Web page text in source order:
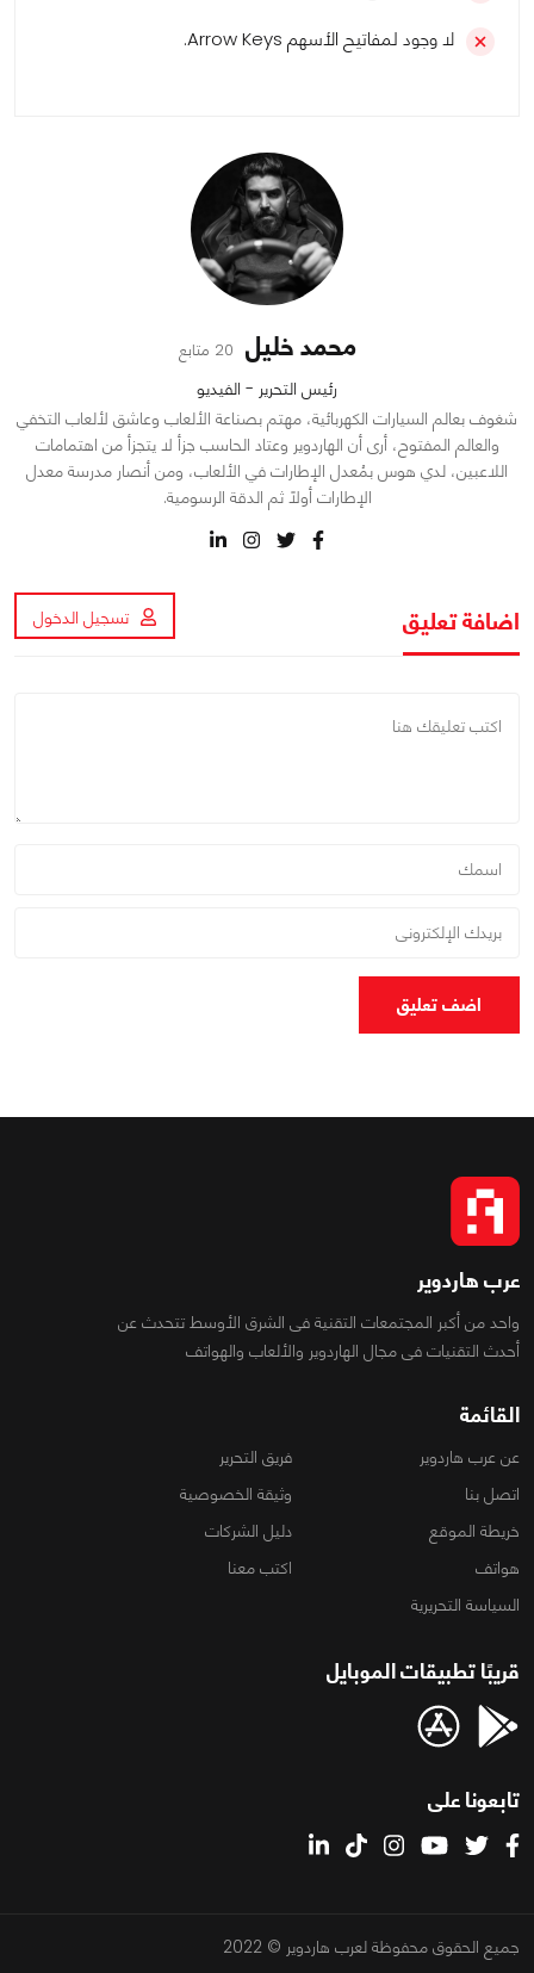
لا وجود لمفاتيح الأسهم Arrow Keys.
محمد خليل 20 متابع
رئيس التحرير - الفيديو
شغوف بعالم السيارات الكهربائية، مهتم بصناعة الألعاب وعاشق لألعاب التخفي
والعالم المفتوح، أرى أن الهاردوير وعتاد الحاسب جزأ لا يتجزأ من اهتمامات
اللاعبين، لدي هوس بمُعدل الإطارات في الألعاب، ومن أنصار مدرسة معدل
الإطارات أولاً ثم الدقة الرسومية.
اضافة تعليق تسجيل الدخول
اضف تعليق
عرب هاردوير
واحد من أكبر المجتمعات التقنية فى الشرق الأوسط تتحدث عن
أحدث التقنيات فى مجال الهاردوير والألعاب والهواتف
القائمة
عن عرب هاردوير
فريق التحرير
اتصل بنا
وثيقة الخصوصية
خريطة الموقع
دليل الشركات
هواتف
اكتب معنا
السياسة التحريرية
قريبًا تطبيقات الموبايل
تابعونا على
جميع الحقوق محفوظة لعرب هاردوير © 2022